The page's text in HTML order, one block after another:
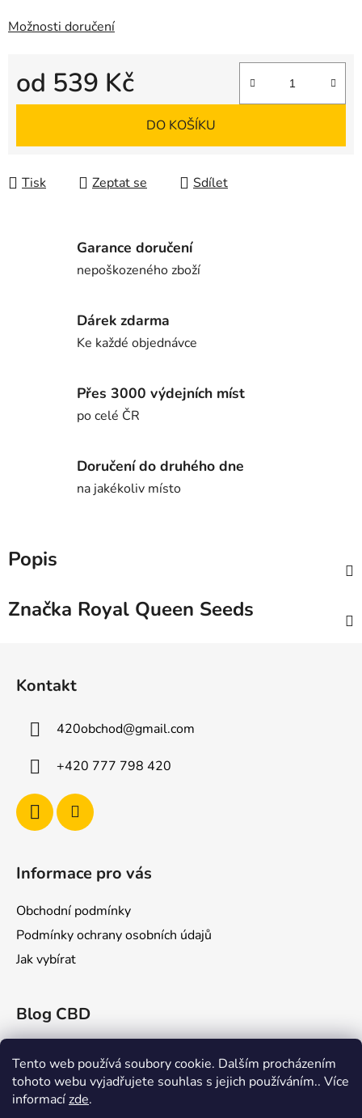
Tento web používá soubory cookie. Dalším procházením
tohoto webu vyjadřujete souhlas s jejich používáním.. Více
informacízde.
Možnosti doručení
od 539 Kč
Měrná cena:
DO KOŠÍKU
Tisk Zeptat se Sdílet
Garance doručení
nepoškozeného zboží
Dárek zdarma
Ke každé objednávce
Přes 3000 výdejních míst
po celé ČR
Doručení do druhého dne
na jakékoliv místo
Popis
Značka Royal Queen Seeds
Kontakt
420obchod@gmail.com
+420 777 798 420
Informace pro vás
Obchodní podmínky
Podmínky ochrany osobních údajů
Jak vybírat
Blog CBD
Ostravě
CBD a Jeho Účinky na Žilní Systém: Co Říká
Věda?